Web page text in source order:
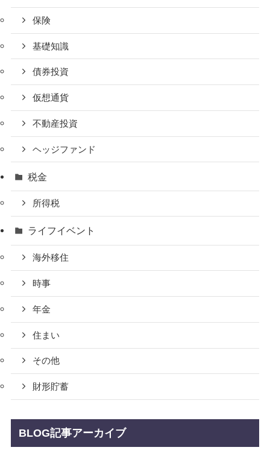
保険
基礎知識
債券投資
仮想通貨
不動産投資
ヘッジファンド
税金
所得税
ライフイベント
海外移住
時事
年金
住まい
その他
財形貯蓄
BLOG記事アーカイブ